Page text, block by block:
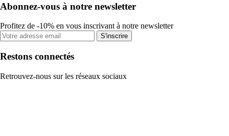
Abonnez-vous à notre newsletter
Profitez de -10% en vous inscrivant à notre newsletter
S'inscrire
Restons connectés
Retrouvez-nous sur les réseaux sociaux